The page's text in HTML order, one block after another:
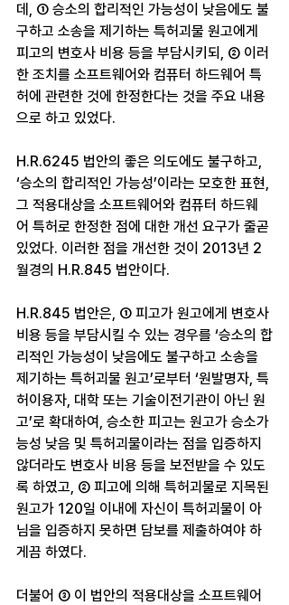
데, ① 승소의 합리적인 가능성이 낮음에도 불
구하고 소송을 제기하는 특허괴물 원고에게
피고의 변호사 비용 등을 부담시키되, ② 이러
한 조치를 소프트웨어와 컴퓨터 하드웨어 특
허에 관련한 것에 한정한다는 것을 주요 내용
으로 하고 있었다.
H.R.6245 법안의 좋은 의도에도 불구하고,
‘승소의 합리적인 가능성’이라는 모호한 표현,
그 적용대상을 소프트웨어와 컴퓨터 하드웨
어 특허로 한정한 점에 대한 개선 요구가 줄곧
있었다. 이러한 점을 개선한 것이 2013년 2
월경의 H.R.845 법안이다.
H.R.845 법안은, ① 피고가 원고에게 변호사
비용 등을 부담시킬 수 있는 경우를 ‘승소의 합
리적인 가능성이 낮음에도 불구하고 소송을
제기하는 특허괴물 원고’로부터 ‘원발명자, 특
허이용자, 대학 또는 기술이전기관이 아닌 원
고’로 확대하여, 승소한 피고는 원고가 승소가
능성 낮음 및 특허괴물이라는 점을 입증하지
않더라도 변호사 비용 등을 보전받을 수 있도
록 하였고, ② 피고에 의해 특허괴물로 지목된
원고가 120일 이내에 자신이 특허괴물이 아
님을 입증하지 못하면 담보를 제출하여야 하
게끔 하였다.
더불어 ③ 이 법안의 적용대상을 소프트웨어